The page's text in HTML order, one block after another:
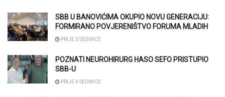
SBB U BANOVIĆIMA OKUPIO NOVU GENERACIJU:
FORMIRANO POVJERENIŠTVO FORUMA MLADIH
PRIJE 3 SEDMICE
POZNATI NEUROHIRURG HASO SEFO PRISTUPIO
SBB-U
PRIJE 4 SEDMICE